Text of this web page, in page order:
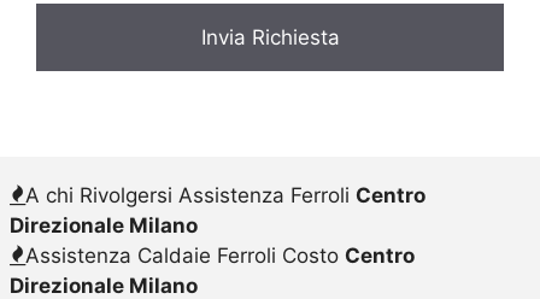
A chi Rivolgersi Assistenza Ferroli Centro
Direzionale Milano
Assistenza Caldaie Ferroli Costo Centro
Direzionale Milano